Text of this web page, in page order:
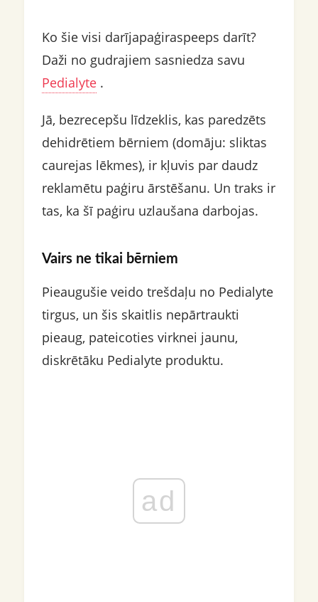
Ko šie visi darījapaģiraspeeps darīt?
Daži no gudrajiem sasniedza savu
Pedialyte.
Jā, bezrecepšu līdzeklis, kas paredzēts
dehidrētiem bērniem (domāju: sliktas
caurejas lēkmes), ir kļuvis par daudz
reklamētu paģiru ārstēšanu. Un traks ir
tas, ka šī paģiru uzlaušana darbojas.
Vairs ne tikai bērniem
Pieaugušie veido trešdaļu no Pedialyte
tirgus, un šis skaitlis nepārtraukti
pieaug, pateicoties virknei jaunu,
diskrētāku Pedialyte produktu.
ad